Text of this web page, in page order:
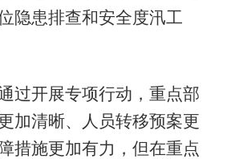
隐患排查和安全度汛工
开展专项行动，重点部
加清晰、人员转移预案更
措施更加有力，但在重点